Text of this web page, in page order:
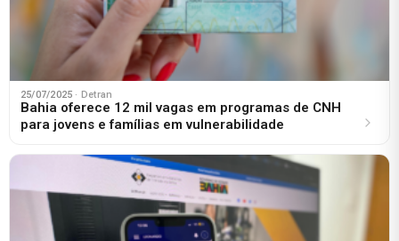
25/07/2025 · Detran
Bahia oferece 12 mil vagas em programas de CNH
para jovens e famílias em vulnerabilidade